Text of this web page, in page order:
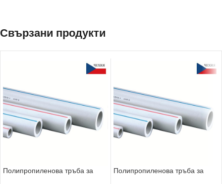
Свързани продукти
Полипропиленова тръба за
Полипропиленова тръба за